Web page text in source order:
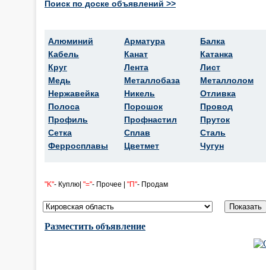
Поиск по доске объявлений >>
Алюминий
Кабель
Круг
Медь
Нержавейка
Полоса
Профиль
Сетка
Ферросплавы
Арматура
Канат
Лента
Металлобаза
Никель
Порошок
Профнастил
Сплав
Цветмет
Балка
Катанка
Лист
Металлолом
Отливка
Провод
Пруток
Сталь
Чугун
"K"- Куплю| "="- Прочее | "П"- Продам
Разместить объявление